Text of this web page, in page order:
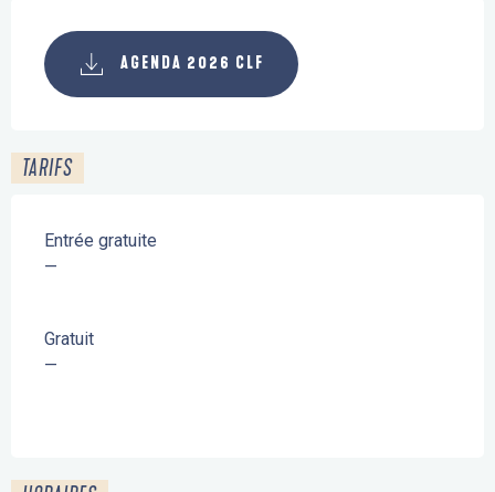
AGENDA 2026 CLF
TARIFS
Entrée gratuite
—
Gratuit
—